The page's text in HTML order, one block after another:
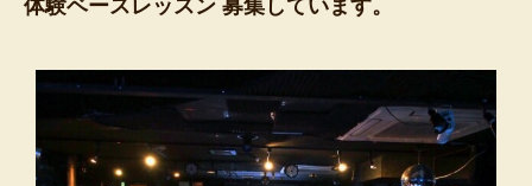
体験ベースレッスン 募集しています。